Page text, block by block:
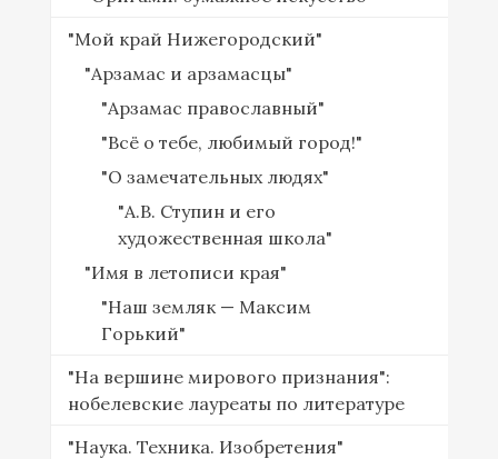
"Мой край Нижегородский"
"Арзамас и арзамасцы"
"Арзамас православный"
"Всё о тебе, любимый город!"
"О замечательных людях"
"А.В. Ступин и его
художественная школа"
"Имя в летописи края"
"Наш земляк — Максим
Горький"
"На вершине мирового признания":
нобелевские лауреаты по литературе
"Наука. Техника. Изобретения"